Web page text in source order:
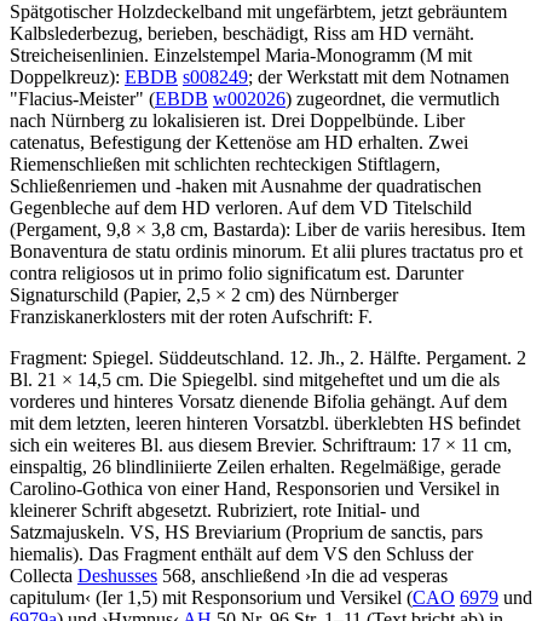
Spätgotischer Holzdeckelband mit ungefärbtem, jetzt gebräuntem
Kalbslederbezug, berieben, beschädigt, Riss am HD vernäht.
Streicheisenlinien. Einzelstempel Maria-Monogramm (M mit
Doppelkreuz): EBDB s008249; der Werkstatt mit dem Notnamen
"Flacius-Meister" (EBDB w002026) zugeordnet, die vermutlich
nach Nürnberg zu lokalisieren ist. Drei Doppelbünde. Liber
catenatus, Befestigung der Kettenöse am HD erhalten. Zwei
Riemenschließen mit schlichten rechteckigen Stiftlagern,
Schließenriemen und -haken mit Ausnahme der quadratischen
Gegenbleche auf dem HD verloren. Auf dem VD Titelschild
(Pergament, 9,8 × 3,8 cm, Bastarda): Liber de variis heresibus. Item
Bonaventura de statu ordinis minorum. Et alii plures tractatus pro et
contra religiosos ut in primo folio significatum est. Darunter
Signaturschild (Papier, 2,5 × 2 cm) des Nürnberger
Franziskanerklosters mit der roten Aufschrift: F.
Fragment: Spiegel. Süddeutschland. 12. Jh., 2. Hälfte. Pergament. 2
Bl. 21 × 14,5 cm. Die Spiegelbl. sind mitgeheftet und um die als
vorderes und hinteres Vorsatz dienende Bifolia gehängt. Auf dem
mit dem letzten, leeren hinteren Vorsatzbl. überklebten HS befindet
sich ein weiteres Bl. aus diesem Brevier. Schriftraum: 17 × 11 cm,
einspaltig, 26 blindliniierte Zeilen erhalten. Regelmäßige, gerade
Carolino-Gothica von einer Hand, Responsorien und Versikel in
kleinerer Schrift abgesetzt. Rubriziert, rote Initial- und
Satzmajuskeln. VS, HS Breviarium (Proprium de sanctis, pars
hiemalis). Das Fragment enthält auf dem VS den Schluss der
Collecta Deshusses 568, anschließend ›In die ad vesperas
capitulum‹ (Ier 1,5) mit Responsorium und Versikel (CAO 6979 und